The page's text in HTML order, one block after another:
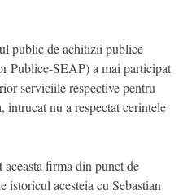
public de achitizii publice
Publice-SEAP) a mai participat
serviciile respective pentru
intrucat nu a respectat cerintele
firma din punct de
istoricul acesteia cu Sebastian